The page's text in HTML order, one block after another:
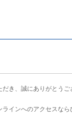
き、誠にありがとうご
インへのアクセスなら